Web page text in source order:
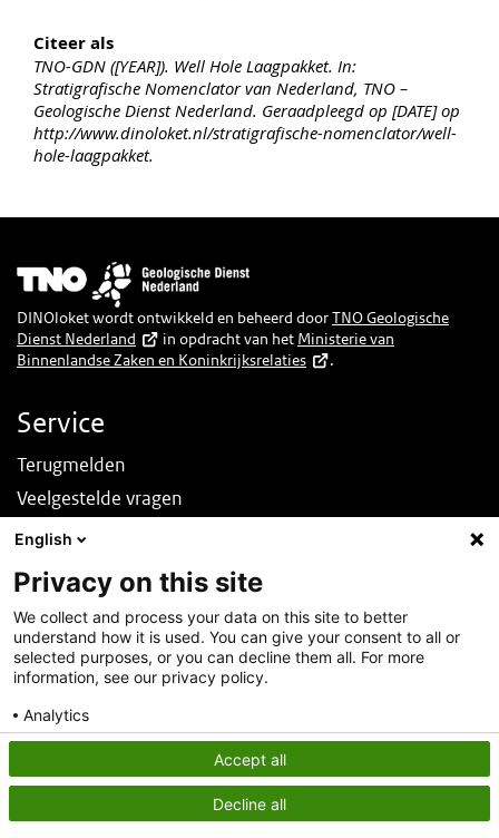
Citeer als
TNO-GDN ([YEAR]). Well Hole Laagpakket. In:
Stratigrafische Nomenclator van Nederland, TNO –
Geologische Dienst Nederland. Geraadpleegd op [DATE] op
http://www.dinoloket.nl/stratigrafische-nomenclator/well-
hole-laagpakket.
Afbeelding
DINOloket wordt ontwikkeld en beheerd doorTNO Geologische
Dienst Nederland
in opdracht van het Ministerie van
Binnenlandse Zaken en Koninkrijksrelaties
.
Service
Terugmelden
Veelgestelde vragen
Nieuws
English
Over deze site
Over DINOloket
Contact
Disclaimer
Toegankelijkheid
Privacy statement
English
Privacy on this site
We collect and process your data on this site to better
understand how it is used. You can give your consent to all or
selected purposes, or you can decline them all. For more
information, see our privacy policy.
Analytics
Accept all
Decline all
Privacy policy